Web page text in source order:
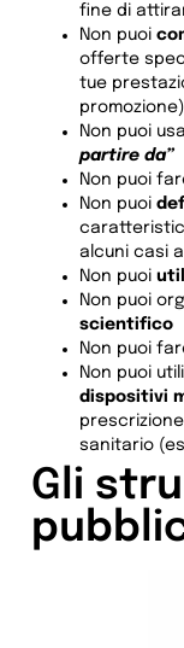
fine di
Non puoi
offerte
tue
promozione)
Non puoi
partire da”
Non puoi
Non puoi
alcuni casi
Non puoi
Non puoi
scientifico
Non puoi
Non puoi
dispositivi
sanitario
Gli